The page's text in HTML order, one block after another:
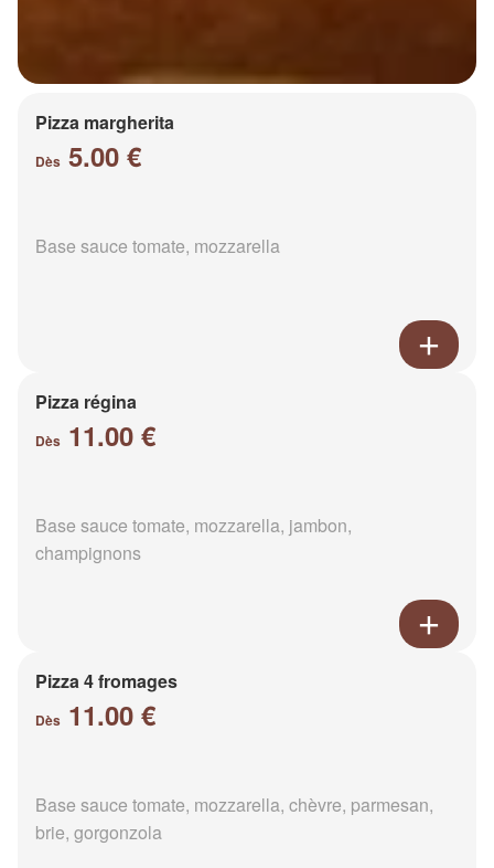
Pizza margherita
Dès 5.00 €
Base sauce tomate, mozzarella
Pizza régina
Dès 11.00 €
Base sauce tomate, mozzarella, jambon,
champignons
Pizza 4 fromages
Dès 11.00 €
Base sauce tomate, mozzarella, chèvre, parmesan,
brie, gorgonzola